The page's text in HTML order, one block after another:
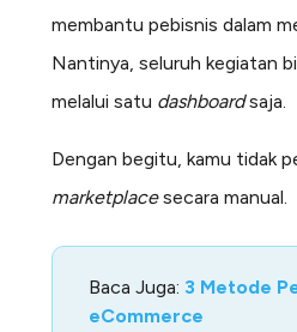
membantu pebisnis dalam
Nantinya, seluruh kegiatan
melalui satu dashboardsaja.
Dengan begitu, kamu tidak
marketplacesecara manual.
Baca Juga: 3 Metode
eCommerce